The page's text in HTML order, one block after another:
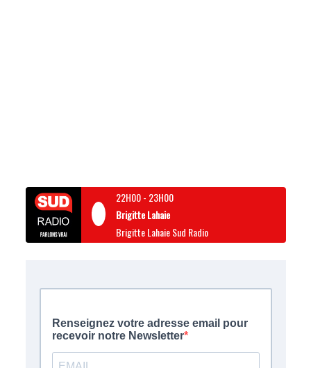
22H00- 23H00
Brigitte Lahaie
Brigitte Lahaie Sud Radio